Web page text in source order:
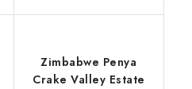
Zimbabwe Penya
Crake Valley Estate